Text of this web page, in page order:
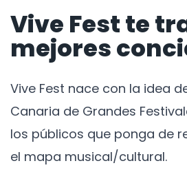
Vive Fest te
mejores
Vive Fest nace con la idea
Canaria de Grandes
los públicos que ponga de
el mapa musical/cultural.